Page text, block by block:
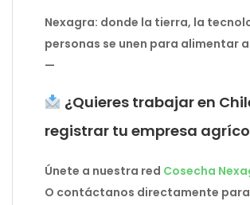
Nexagra: donde la tierra, la
personas se unen para alimentar
—
¿Quieres trabajar en
registrar tu empresa
Únete a nuestra red Cosecha
O contáctanos directamente para